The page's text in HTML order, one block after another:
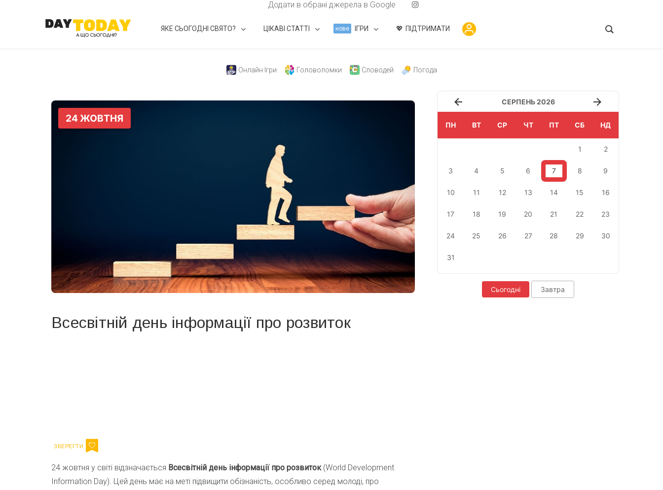
Додати в обрані джерела в Google
ЯКЕ СЬОГОДНІ СВЯТО? ЦІКАВІ СТАТТІ нове ІГРИ ПІДТРИМАТИ
Онлайн Ігри Головоломки Словодей Погода
Всесвітній день інформації про розвиток
24 жовтня у світі відзначається Всесвітній день інформації про розвиток(World Development
Information Day). Цей день має на меті підвищити обізнаність, особливо серед молоді, про
СЕРПЕНЬ 2026
ПН ВТ СР ЧТ ПТ СБ НД
1 2
3 4 5 6 7 8 9
10 11 12 13 14 15 16
17 18 19 20 21 22 23
24 25 26 27 28 29 30
31
Сьогодні Завтра